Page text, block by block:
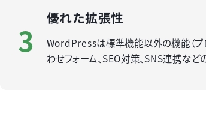
3
優れた拡張性
WordPressは標準機能以外の機能（プ
わせフォーム、SEO対策、SNS連携など